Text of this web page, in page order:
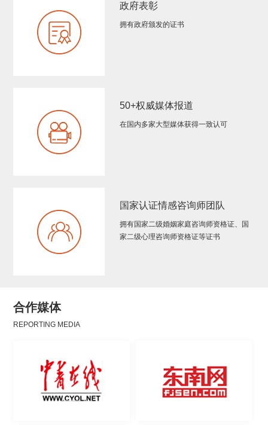
政府表彰
拥有政府颁发的证书
50+权威媒体报道
在国内多家大型媒体获得一致认可
国家认证情感咨询师团队
拥有国家二级婚姻家庭咨询师资格证、国
家二级心理咨询师资格证等证书
合作媒体
REPORTING MEDIA